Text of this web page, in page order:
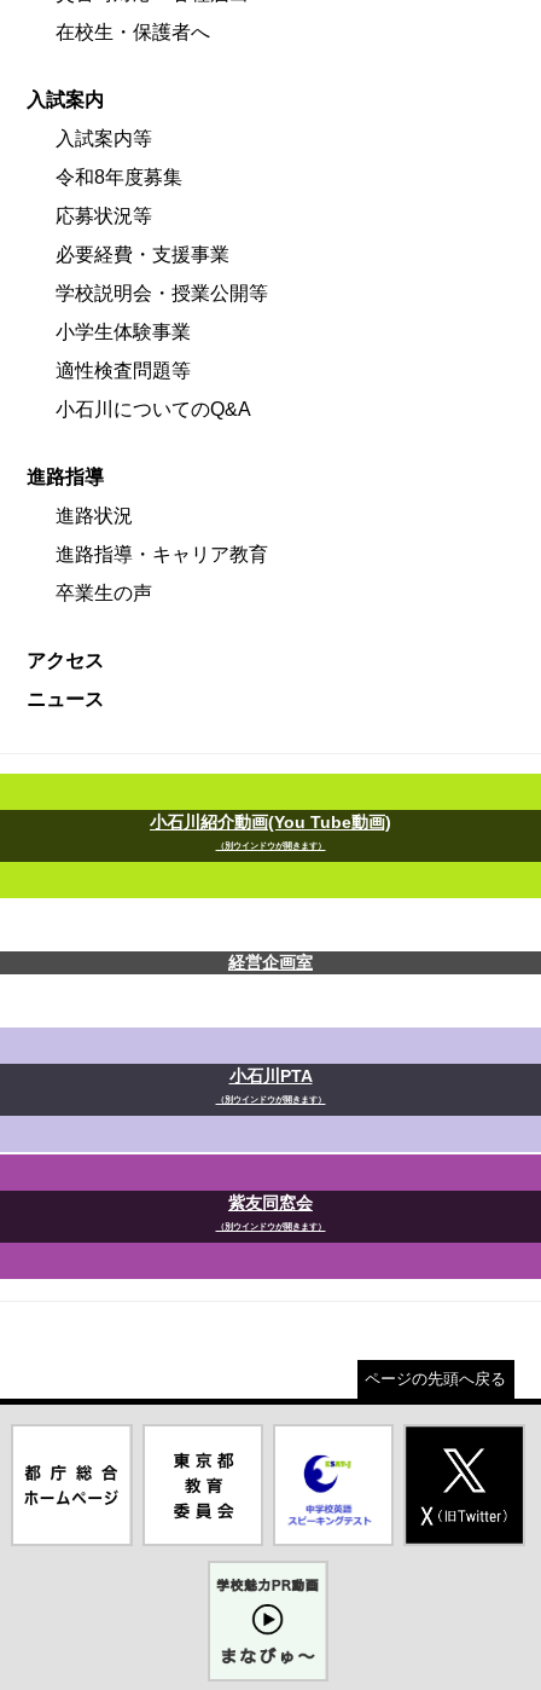
在校生・保護者へ
入試案内
入試案内等
令和8年度募集
応募状況等
必要経費・支援事業
学校説明会・授業公開等
小学生体験事業
適性検査問題等
小石川についてのQ&A
進路指導
進路状況
進路指導・キャリア教育
卒業生の声
アクセス
ニュース
小石川紹介動画(You Tube動画)
（別ウインドウが開きます）
経営企画室
小石川PTA
（別ウインドウが開きます）
紫友同窓会
（別ウインドウが開きます）
ページの先頭へ戻る
ムページ（別
ウインドウが
員会（別ウイ
ンドウが開き
ピーキングテ
スト（別ウイ
ンドウが開き
（別ウインド
ウが開きま
す）
学校魅力PR
動画まなびゅ
ー（別ウイン
ドウが開きま